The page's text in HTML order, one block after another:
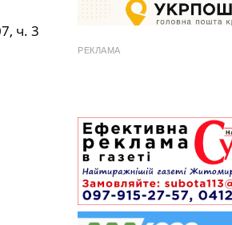
ч. 3
РЕКЛАМА